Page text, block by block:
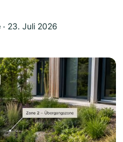
‧ 23. Juli 2026